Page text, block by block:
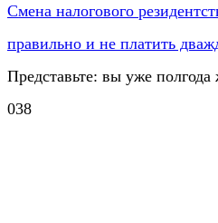
Смена налогового
правильно и не платить
Представьте: вы уже
038